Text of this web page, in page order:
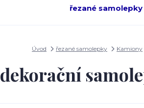
řezané samolepky
Úvod řezané samolepky Kamiony
dekorační